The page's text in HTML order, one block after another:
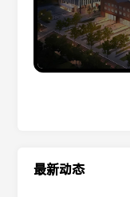
最新动态